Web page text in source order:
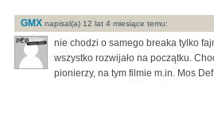
GMX napisal(a) 12 lat 4 miesiące temu:
nie chodzi o samego breaka tylko
wszystko rozwijało na początku.
pionierzy, na tym filmie m.in. Mos